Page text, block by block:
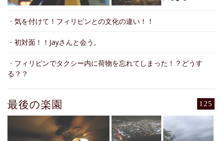
・ 気を付けて！フィリピンとの文化の違い！！
・ 初対面！！Jayさんと会う。
・ フィリピンでタクシー内に荷物を忘れてしまった！？どうす
る？？
125
最後の楽園